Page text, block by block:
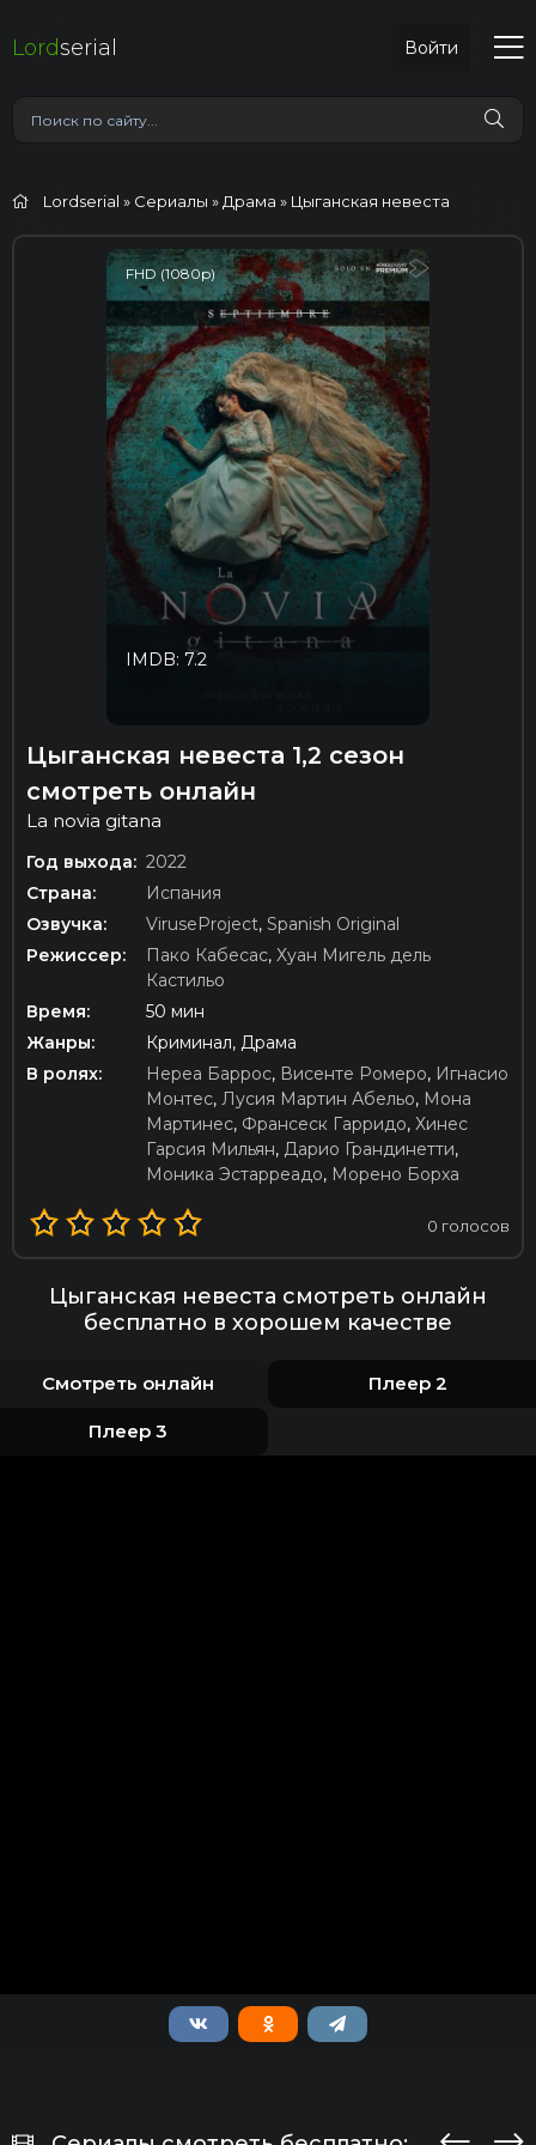
Lordserial Войти
Lordserial » Сериалы » Драма » Цыганская невеста
FHD (1080p)
IMDB: 7.2
Цыганская невеста 1,2 сезон
смотреть онлайн
La novia gitana
Год выхода: 2022
Страна:
Испания
Озвучка:
ViruseProject, Spanish Original
Режиссер:
Пако Кабесас, Хуан Мигель дель
Кастильо
Время:
50 мин
Жанры:
Криминал, Драма
В ролях:
Нереа Баррос, Висенте Ромеро, Игнасио
Монтес, Лусия Мартин Абельо, Мона
Мартинес, Франсеск Гарридо, Хинес
Гарсия Мильян, Дарио Грандинетти,
Моника Эстарреадо, Морено Борха
0 голосов
Цыганская невеста смотреть онлайн
бесплатно в хорошем качестве
Смотреть онлайн Плеер 2
Плеер 3